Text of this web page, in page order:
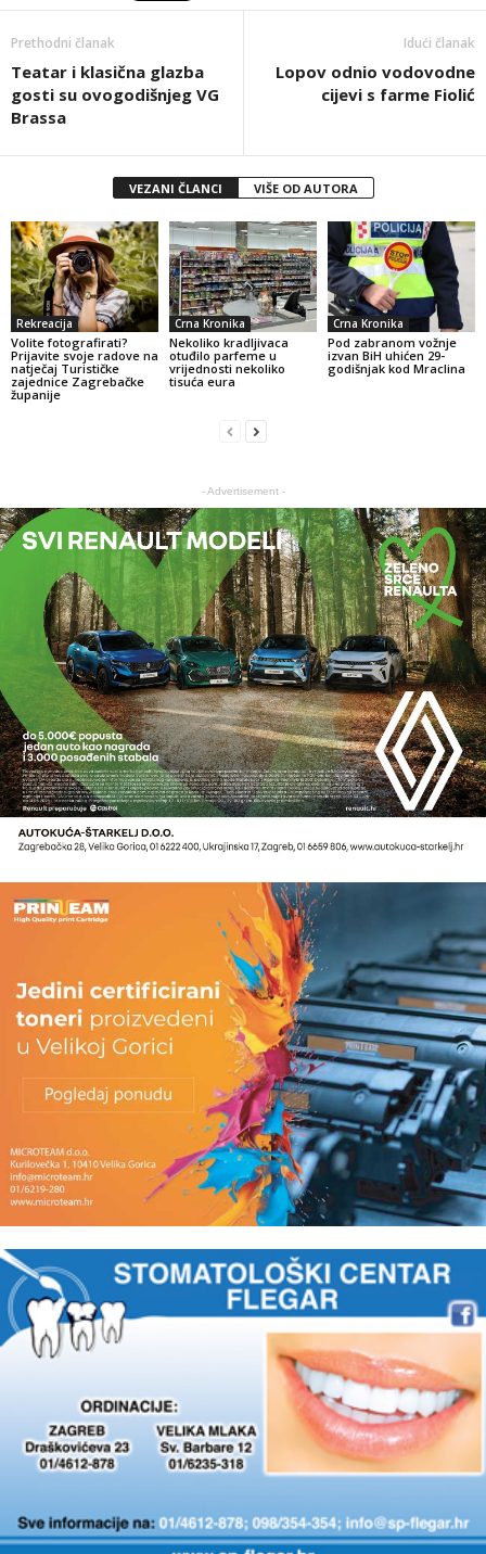
Prethodni članak
Teatar i klasična glazba
gosti su ovogodišnjeg VG
Brassa
Idući članak
Lopov odnio vodovodne
cijevi s farme Fiolić
VEZANI ČLANCI VIŠE OD AUTORA
Rekreacija
Volite fotografirati?
Prijavite svoje radove na
natječaj Turističke
zajednice Zagrebačke
županije
Crna Kronika
Nekoliko kradljivaca
otuđilo parfeme u
vrijednosti nekoliko
tisuća eura
Crna Kronika
Pod zabranom vožnje
izvan BiH uhićen 29-
godišnjak kod Mraclina
- Advertisement -